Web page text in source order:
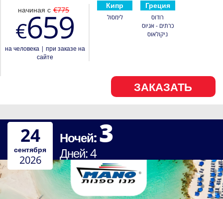
Кипр
לימסול
Греция
רודוס
כרתים - אגיוס
ניקולאוס
начиная с €775
€659
на человека| при заказе на
сайте
ЗАКАЗАТЬ
Ночей:3
Дней:4
24
сентября
2026